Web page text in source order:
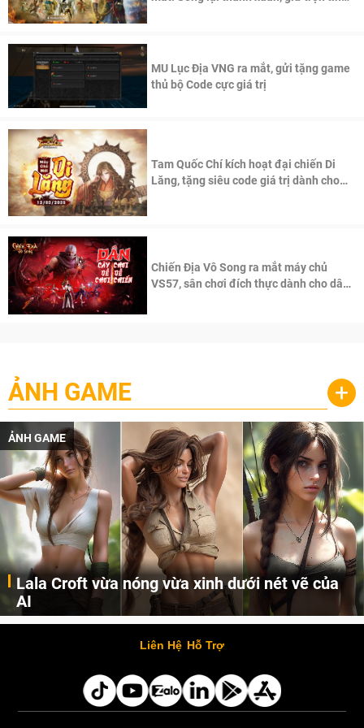
MU Lục Địa VNG ra mắt, gửi tặng game
thủ bộ Code cực giá trị
Tam Quốc Chí kích hoạt đại chiến Di
Lăng, tặng siêu code giá trị dành cho
Chiến Địa Vô Song ra mắt máy chủ
VS57, sân chơi đích thực dành cho dân
ẢNH GAME +
ẢNH GAME
Lala Croft vừa nóng vừa xinh dưới nét vẽ của
AI
Cùng đến với những hình ảnh Lala Croft của Tomb Raider dưới nét vẽ của AI. Một cô nàng xinh đẹp, nóng bỏng nhưng cũng rắn rỏi và mạnh mẽ.
Liên Hệ Hỗ Trợ